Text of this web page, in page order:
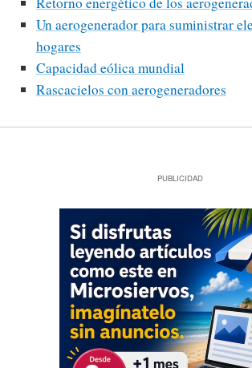
Un aerogenerador para suministrar
hogares
Capacidad eólica mundial
Rascacielos con aerogeneradores
PUBLICIDAD